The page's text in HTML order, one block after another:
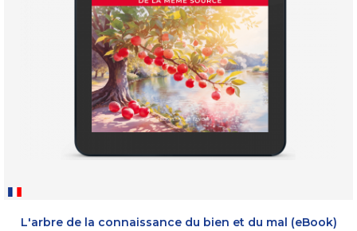
L'arbre de la connaissance du bien et du mal (eBook)